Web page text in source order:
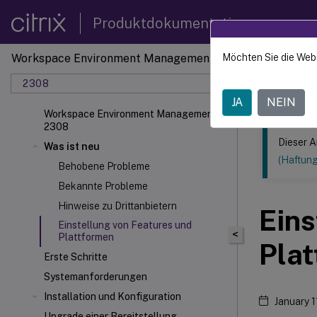
Produktdokumentation
Workspace Environment Management
2308
Workspace Environment Management
2308
Was ist neu
Behobene Probleme
Bekannte Probleme
Hinweise zu Drittanbietern
Einstellung von Features und
Plattformen
Erste Schritte
Systemanforderungen
Installation und Konfiguration
Dieser Inhalt
<
Dieser
January
Möchten Sie die
JA NEIN